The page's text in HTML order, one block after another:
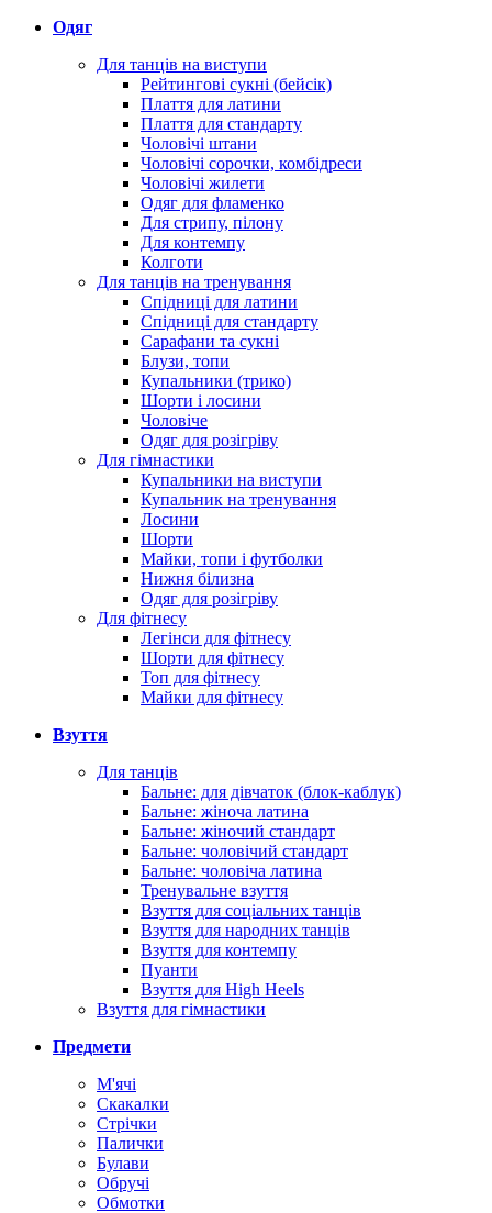
Одяг
Для танців на виступи
Рейтингові сукні (бейсік)
Плаття для латини
Плаття для стандарту
Чоловічі штани
Чоловічі сорочки, комбідреси
Чоловічі жилети
Одяг для фламенко
Для стрипу, пілону
Для контемпу
Колготи
Для танців на тренування
Спідниці для латини
Спідниці для стандарту
Сарафани та сукні
Блузи, топи
Купальники (трико)
Шорти і лосини
Чоловіче
Одяг для розігріву
Для гімнастики
Купальники на виступи
Купальник на тренування
Лосини
Шорти
Майки, топи і футболки
Нижня білизна
Одяг для розігріву
Для фітнесу
Легінси для фітнесу
Шорти для фітнесу
Топ для фітнесу
Майки для фітнесу
Взуття
Для танців
Бальне: для дівчаток (блок-каблук)
Бальне: жіноча латина
Бальне: жіночий стандарт
Бальне: чоловічий стандарт
Бальне: чоловіча латина
Тренувальне взуття
Взуття для соціальних танців
Взуття для народних танців
Взуття для контемпу
Пуанти
Взуття для High Heels
Взуття для гімнастики
Предмети
М'ячі
Скакалки
Стрічки
Палички
Булави
Обручі
Обмотки